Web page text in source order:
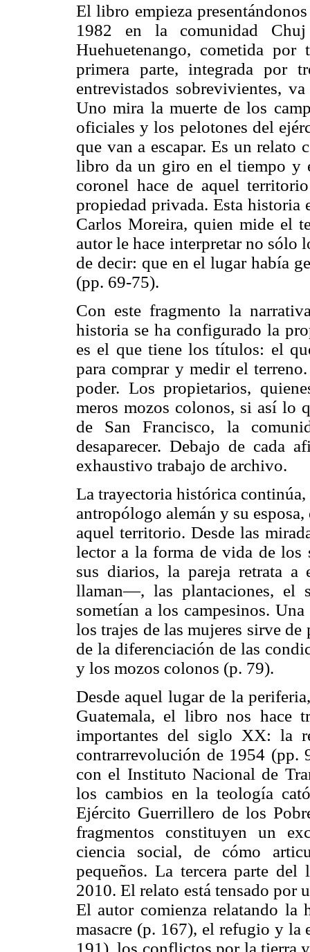
El libro empieza
1982 en la comunidad
Huehuetenango, cometida
primera parte, integrada por
entrevistados sobrevivientes,
Uno mira la muerte de los
oficiales y los pelotones del
que van a escapar. Es un relato
libro da un giro en el tiempo y
coronel hace de aquel
propiedad privada. Esta historia
Carlos Moreira, quien mide el
autor le hace interpretar no sólo
de decir: que en el lugar había
(pp. 69-75).
Con este fragmento la
historia se ha configurado la
es el que tiene los títulos: el
para comprar y medir el
poder. Los propietarios,
meros mozos colonos, si así lo
de San Francisco, la
desaparecer. Debajo de cada
exhaustivo trabajo de archivo.
La trayectoria histórica
antropólogo alemán y su
aquel territorio. Desde las
lector a la forma de vida de los
sus diarios, la pareja retrata a
llaman—, las plantaciones, el
sometían a los campesinos.
los trajes de las mujeres sirve
de la diferenciación de las
y los mozos colonos (p. 79).
Desde aquel lugar de la
Guatemala, el libro nos hace
importantes del siglo XX: la
contrarrevolución de 1954 (pp.
con el Instituto Nacional de
los cambios en la teología
Ejército Guerrillero de los
fragmentos constituyen un
ciencia social, de cómo
pequeños. La tercera parte
2010. El relato está tensado por
El autor comienza relatando
masacre (p. 167), el refugio y la